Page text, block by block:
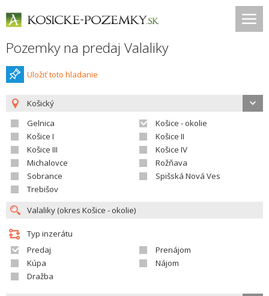
Pozemky na predaj Valaliky
Uložiť toto hladanie
Košický
Gelnica
Košice - okolie
Košice I
Košice II
Košice III
Košice IV
Michalovce
Rožňava
Sobrance
Spišská Nová Ves
Trebišov
Typ inzerátu
Predaj
Prenájom
Kúpa
Nájom
Dražba